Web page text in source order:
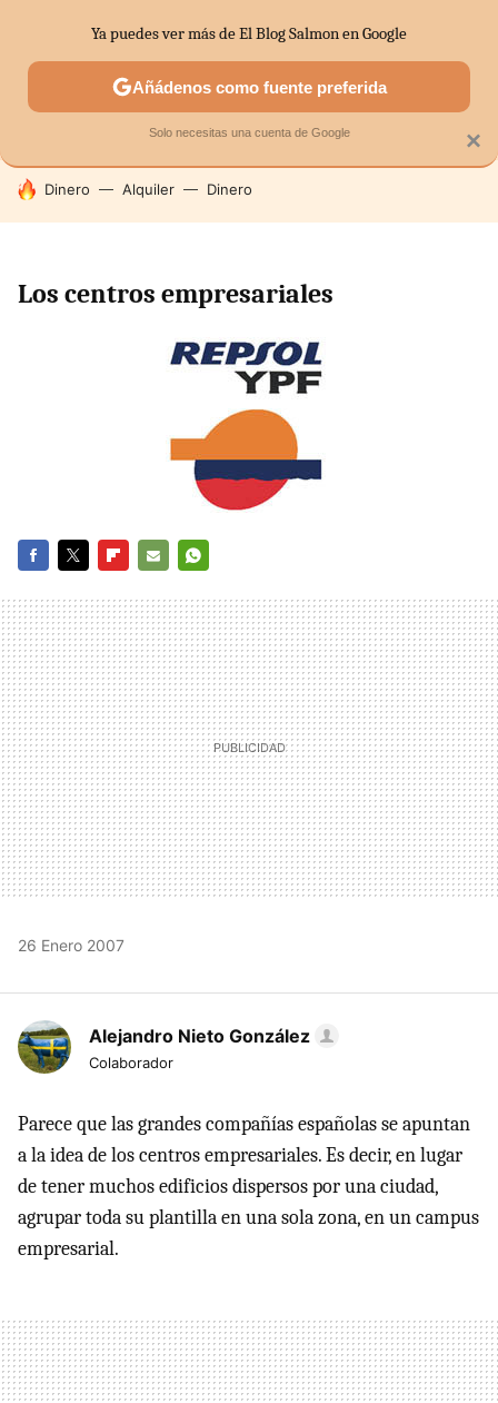
SECTORES ECONOMÍA DOMÉSTICA MERCADOS
HOY SE HABLA DE
Dinero Alquiler Dinero
Los centros empresariales
MAIL
26 Enero 2007
Alejandro Nieto González
Colaborador
Parece que las grandes compañías españolas se apuntan
a la idea de los centros empresariales. Es decir, en lugar
de tener muchos edificios dispersos por una ciudad,
agrupar toda su plantilla en una sola zona, en un campus
empresarial.
×
Ya puedes ver más de El Blog Salmon en Google
Añádenos como fuente preferida
Solo necesitas una cuenta de Google